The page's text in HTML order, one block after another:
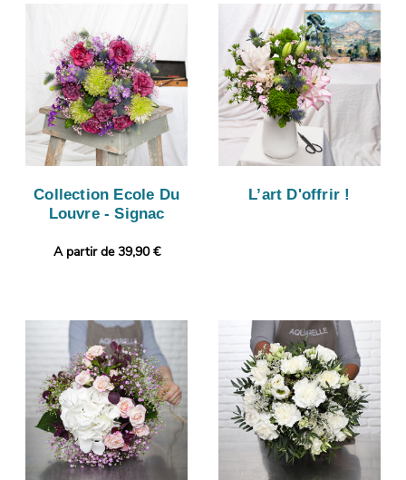
Collection Ecole Du
Louvre - Signac
A partir de 39,90 €
L’art D'offrir !